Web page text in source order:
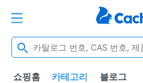
쇼핑홈 카테고리 블로그